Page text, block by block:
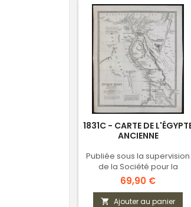
1831C - CARTE DE
ANCIENNE
Publiée sous la supervision
de la Société pour la
diffusion des connaissances
utiles
Prix
69,90 €
 Ajouter au panier